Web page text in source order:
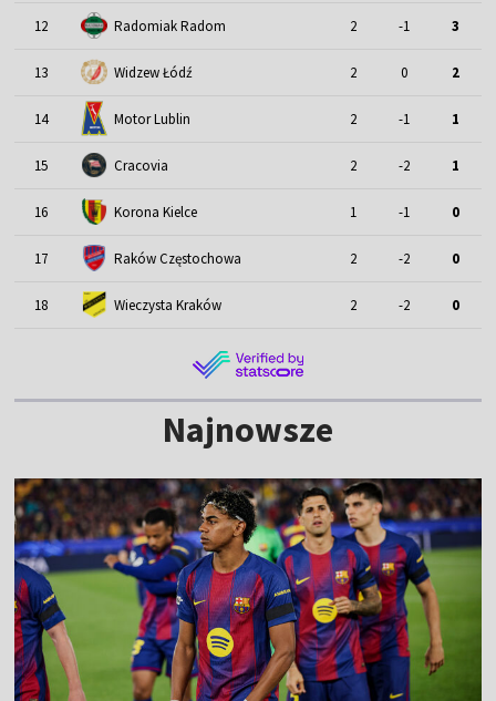
12 Radomiak Radom 2 -1 3
13 Widzew Łódź 2 0 2
14 Motor Lublin 2 -1 1
15 Cracovia 2 -2 1
16 Korona Kielce 1 -1 0
17 Raków Częstochowa 2 -2 0
18 Wieczysta Kraków 2 -2 0
Najnowsze